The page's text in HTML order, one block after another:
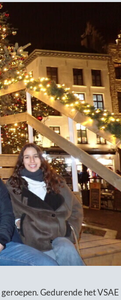
Gedurende het VSAE